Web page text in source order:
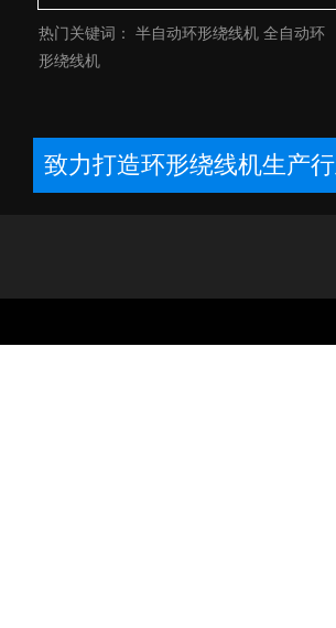
热门关键词： 半自动环形绕线机 全自动环
形绕线机
致力打造环形绕线机生产